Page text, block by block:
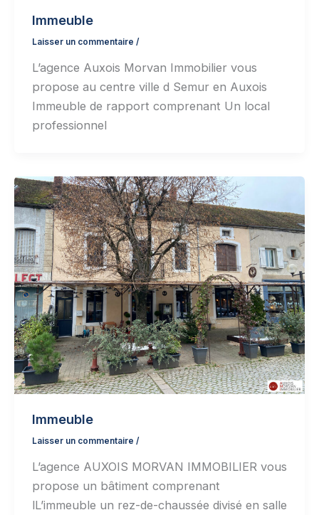
Immeuble
Laisser un commentaire /
L’agence Auxois Morvan Immobilier vous
propose au centre ville d Semur en Auxois
Immeuble de rapport comprenant Un local
professionnel
Immeuble
Laisser un commentaire /
L’agence AUXOIS MORVAN IMMOBILIER vous
propose un bâtiment comprenant
lL’immeuble un rez-de-chaussée divisé en salle